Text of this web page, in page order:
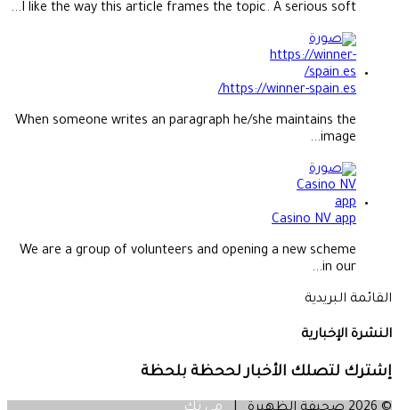
I like the way this article frames the topic. A serious soft...
https://winner-spain.es/
When someone writes an paragraph he/she maintains the
image...
Casino NV app
We are a group of volunteers and opening a new scheme
in our...
القائمة البريدية
النشرة الإخبارية
إشترك لتصلك الأخبار لححظة بلحظة